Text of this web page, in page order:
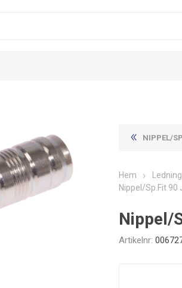
NIPPEL/
Hem
Nippel/Sp.Fit 90
Nippel/
Artikelnr: